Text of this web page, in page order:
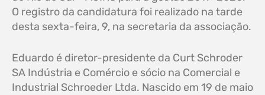
O registro da candidatura foi realizado na tarde
desta sexta-feira, 9, na secretaria da associação.
Eduardo é diretor-presidente da Curt Schroder
SA Indústria e Comércio e sócio na Comercial e
Industrial Schroeder Ltda. Nascido em 19 de maio